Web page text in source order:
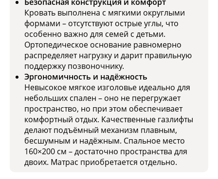
Кровать выполнена с мягкими округлыми
формами – отсутствуют острые углы, что
особенно важно для семей с детьми.
Ортопедическое основание равномерно
распределяет нагрузку и дарит правильную
поддержку позвоночнику.
Эргономичность и надёжность
Невысокое мягкое изголовье идеально для
небольших спален – оно не перегружает
пространство, но при этом обеспечивает
комфортный отдых. Качественные газлифты
делают подъёмный механизм плавным,
бесшумным и надёжным. Спальное место
160×200 см – достаточно пространства для
двоих. Матрас приобретается отдельно.